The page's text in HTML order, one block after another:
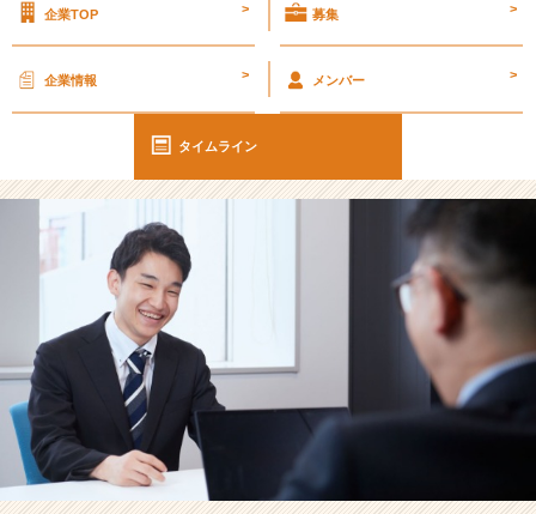
足
5％
超
の
接
を
け
た
学
生
企業TOP > 募集 >
企業情報 > メンバー >
タイムライン